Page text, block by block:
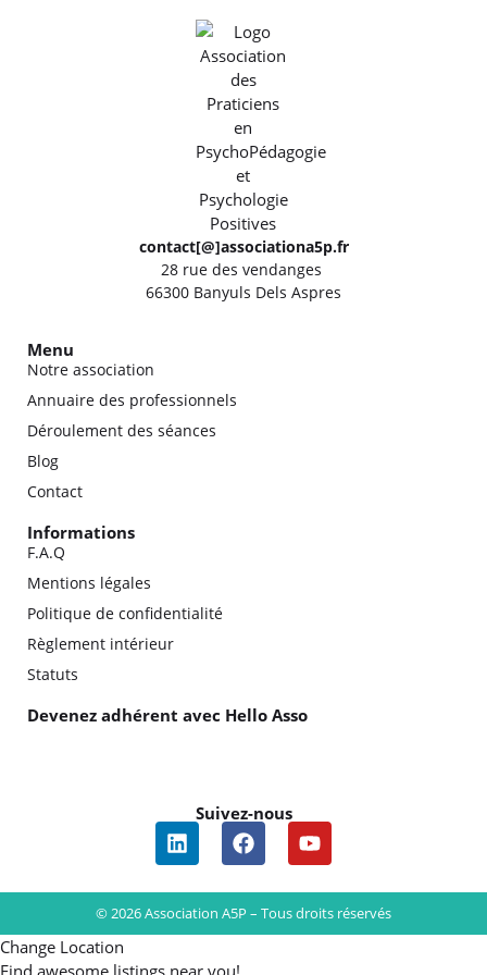
contact[@]associationa5p.fr
28 rue des vendanges
66300 Banyuls Dels Aspres
Menu
Notre association
Annuaire des professionnels
Déroulement des séances
Blog
Contact
Informations
F.A.Q
Mentions légales
Politique de confidentialité
Règlement intérieur
Statuts
Devenez adhérent avec Hello Asso
Suivez-nous
© 2026 Association A5P – Tous droits réservés
Change Location
Find awesome listings near you!